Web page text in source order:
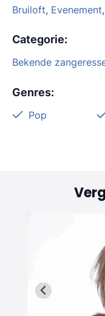
Bruiloft, Evenement,
Categorie:
Bekende
Genres:
Pop